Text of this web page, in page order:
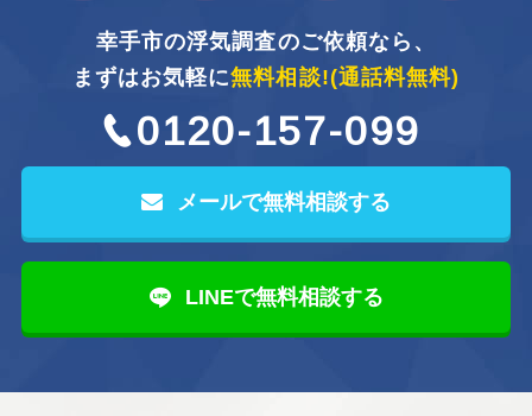
幸手市の浮気調査のご依頼なら、
まずはお気軽に無料相談!(通話料無料)
0120-157-099
メールで無料相談する
LINEで無料相談する